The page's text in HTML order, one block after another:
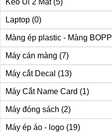
Keo Ủi 2 Mặt (5)
Laptop (0)
Màng ép plastic - Màng BOPP
Máy cán màng (7)
Máy cắt Decal (13)
Máy Cắt Name Card (1)
Máy đóng sách (2)
Máy ép áo - logo (19)